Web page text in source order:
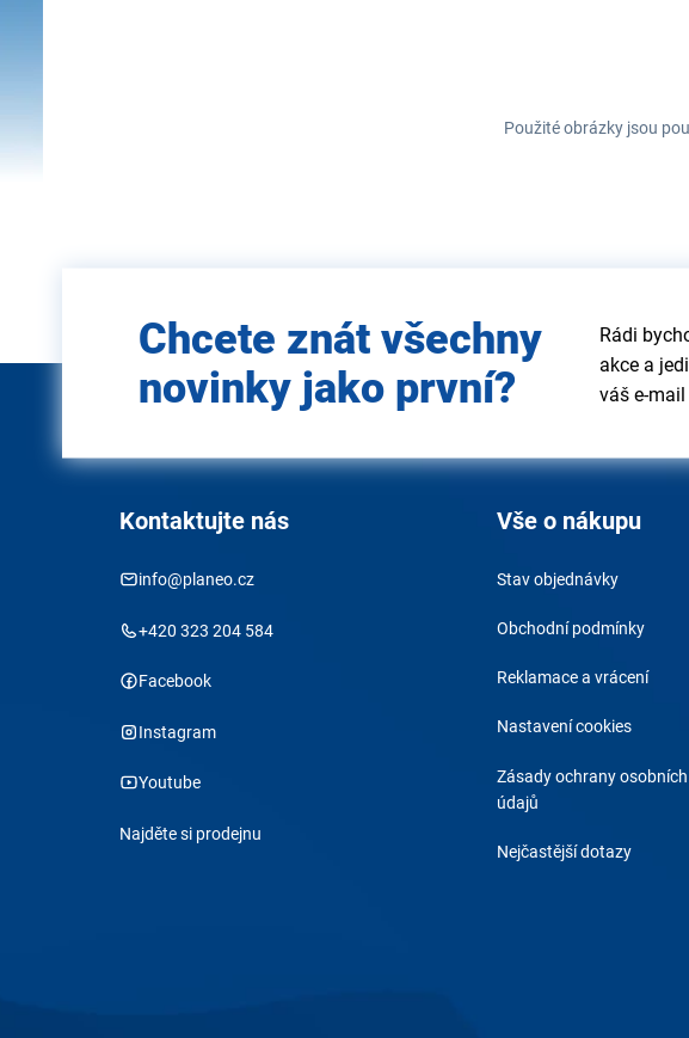
Použité obrázky jsou
e-mail
Chcete znát všechny
novinky jako první?
Rádi
akce a
váš e-
Kontaktujte nás
info@planeo.cz
+420 323 204 584
Facebook
Instagram
Youtube
Najděte si prodejnu
Vše o nákupu
Stav objednávky
Obchodní podmínky
Reklamace a vrácení
Nastavení cookies
Zásady ochrany osobních
údajů
Nejčastější dotazy